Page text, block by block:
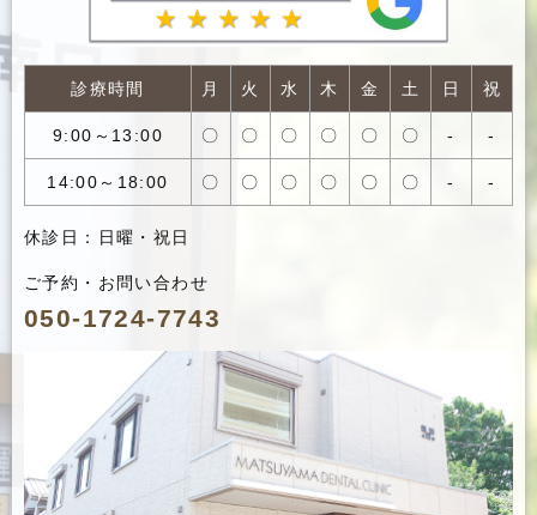
診療時間 月 火 水 木 金 土 日 祝
9:00～13:00 〇 〇 〇 〇 〇 〇 - -
14:00～18:00 〇 〇 〇 〇 〇 〇 - -
休診日：日曜・祝日
ご予約・お問い合わせ
050-1724-7743